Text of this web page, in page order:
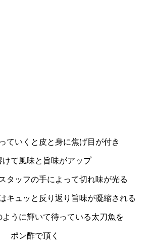
ていくと皮と身に焦げ目が付き
けて風味と旨味がアップ
タッフの手によって切れ味が光る
キュッと反り返り旨味が凝縮される
うに輝いて待っている太刀魚を
ポン酢で頂く